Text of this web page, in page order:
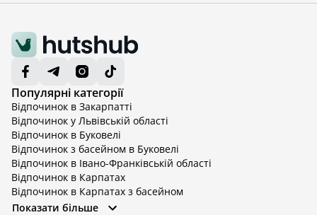
Популярні категорії
Відпочинок в Закарпатті
Відпочинок у Львівській області
Відпочинок в Буковелі
Відпочинок з басейном в Буковелі
Відпочинок в Івано-Франківській області
Відпочинок в Карпатах
Відпочинок в Карпатах з басейном
Відпочинок в Київській області
Показати більше